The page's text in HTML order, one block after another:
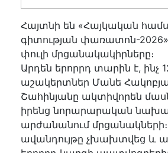
Հայտնի են «Հայկական
գիտության փառատոն-
փուլի մրցանակակիրները։
Արդեն երորրդ տարին է, ինչ
աշակերտներ Մանե
Շահինյանը ակտիվորեն
իրենց նորարարական
արժանանում
ավանդույթը չխախտվեց և